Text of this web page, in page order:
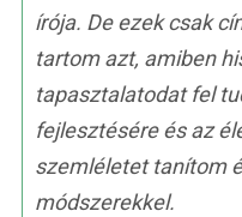
írója. De ezek csak
tartom azt, amiben
tapasztalatodat fel
fejlesztésére és az
szemléletet tanítom
módszerekkel.